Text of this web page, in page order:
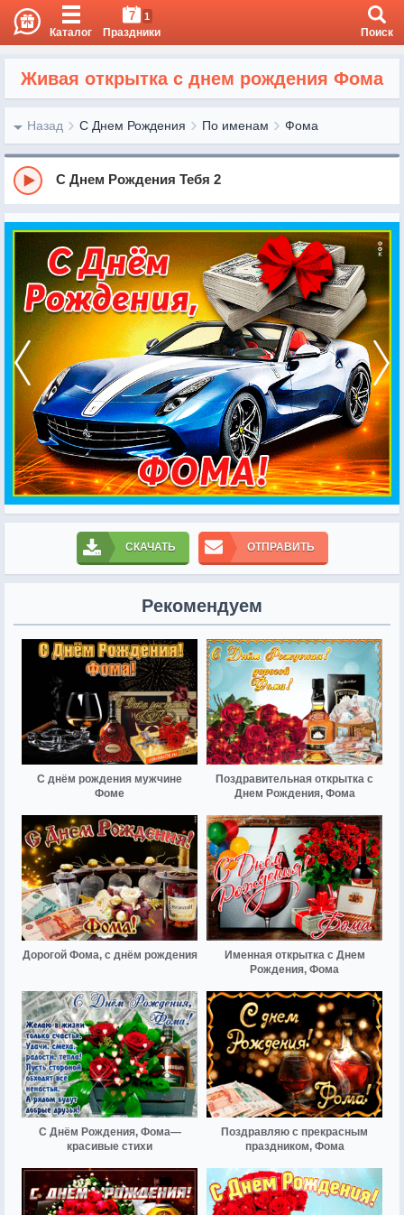
Каталог
7 1
Праздники Поиск
Живая открытка с днем рождения Фома
Назад С Днем Рождения По именам Фома
С Днем Рождения Тебя 2
СКАЧАТЬ ОТПРАВИТЬ
Рекомендуем
С днём рождения мужчине
Фоме
Поздравительная открытка с
Днем Рождения, Фома
Дорогой Фома, с днём рождения
Именная открытка с Днем
Рождения, Фома
С Днём Рождения, Фома—
красивые стихи
Поздравляю с прекрасным
праздником, Фома